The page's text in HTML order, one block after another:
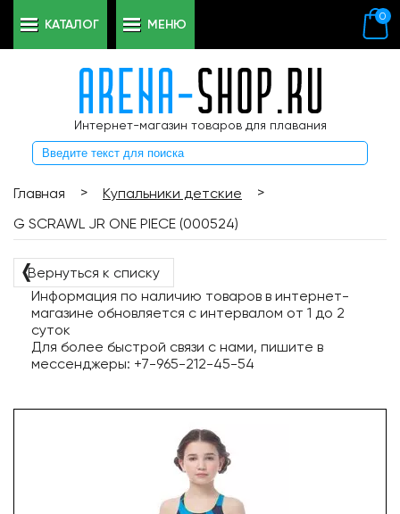
Интернет-магазин товаров для плавания
0
КАТАЛОГ МЕНЮ
Главная > Купальники детские
>
G SCRAWL JR ONE PIECE (000524)
❬Вернуться к списку
Информация по наличию товаров в интернет-
магазине обновляется с интервалом от 1 до 2
суток
Для более быстрой связи с нами, пишите в
мессенджеры: +7-965-212-45-54